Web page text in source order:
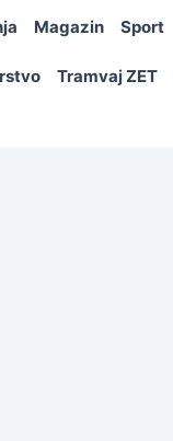
Magazin Sport
Tramvaj ZET